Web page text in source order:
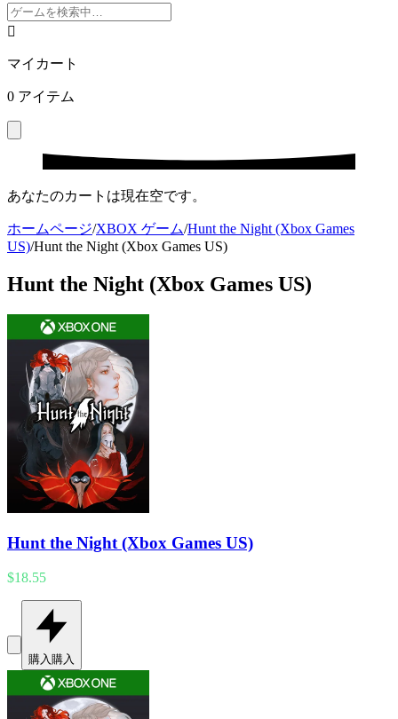
マイカート
0 アイテム
あなたのカートは現在空です。
ホームページ/XBOX ゲーム/Hunt the Night (Xbox Games
US)/Hunt the Night (Xbox Games US)
Hunt the Night (Xbox Games US)
Hunt the Night (Xbox Games US)
$18.55
購入 購入